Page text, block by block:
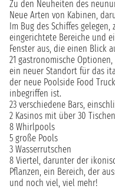
Zu den Neuheiten des
Neue Arten von Kabinen,
Im Bug des Schiffes
eingerichtete Bereiche und
Fenster aus, die einen Blick
21 gastronomische
ein neuer Standort für das
der neue Poolside Food
inbegriffen ist.
23 verschiedene Bars,
2 Kasinos mit über 30
8 Whirlpools
5 große Pools
3 Wasserrutschen
8 Viertel, darunter der
Pflanzen, ein Bereich, der
und noch viel, viel mehr!